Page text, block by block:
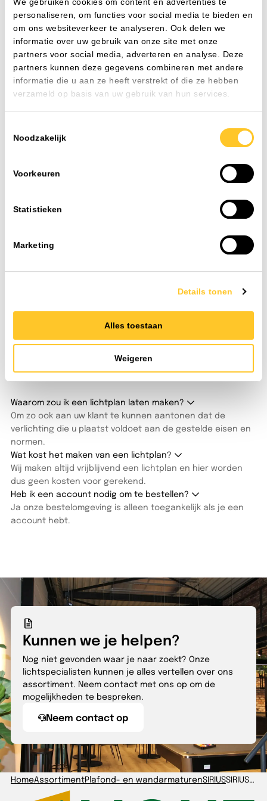
We gebruiken cookies om content en advertenties te
personaliseren, om functies voor social media te bieden en
om ons websiteverkeer te analyseren. Ook delen we
informatie over uw gebruik van onze site met onze
partners voor social media, adverteren en analyse. Deze
partners kunnen deze gegevens combineren met andere
informatie die u aan ze heeft verstrekt of die ze hebben
verzameld op basis van uw gebruik van hun services.
Noodzakelijk
Voorkeuren
Statistieken
Marketing
Details tonen
Alles toestaan
Weigeren
Watt39 W
CRI80-89
AansluitingConnector voor insteekbare gebouwinstallatie
(vervallen)
Nom. spanning198-264 V
Veelgestelde vragen
gedoe met lange levertijden of onbereikbare helpdesks.
distributiecentrum in Heijen (Limburg), direct aan de A73
en op de grens van Brabant en Gelderland leveren wij uw
Bestellen doet u hoe het u uitkomt: snel via de webshop of
met één telefoontje naar onze verkopers. Wilt u de
doorspreken? U bent altijd welkom in onze showroom. De
koffie staat klaar en onze lichtspecialisten denken direct
met u mee.
Alle veelgestelde vragen
Waarom zou ik een lichtplan laten maken?
Om zo ook aan uw klant te kunnen aantonen dat de
verlichting die u plaatst voldoet aan de gestelde eisen en
normen.
Wat kost het maken van een lichtplan?
Wij maken altijd vrijblijvend een lichtplan en hier worden
dus geen kosten voor gerekend.
Heb ik een account nodig om te bestellen?
Ja onze bestelomgeving is alleen toegankelijk als je een
account hebt.
Kunnen we je helpen?
Nog niet gevonden waar je naar zoekt? Onze
lichtspecialisten kunnen je alles vertellen over ons
assortiment. Neem contact met ons op om de
mogelijkheden te bespreken.
Neem contact op
HomeAssortimentPlafond- en wandarmaturenSIRIUSSIRIUS-O 1250x350x90mm 39W-840 IP65